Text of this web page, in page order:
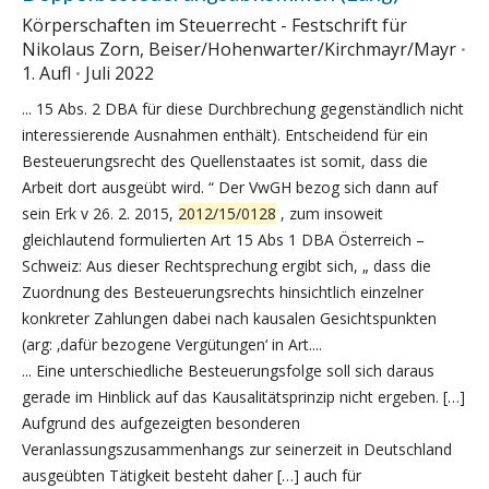
Körperschaften im Steuerrecht - Festschrift für
Nikolaus Zorn, Beiser/Hohenwarter/Kirchmayr/Mayr
1. Aufl
Juli 2022
... 15 Abs. 2 DBA für diese Durchbrechung gegenständlich nicht
interessierende Ausnahmen enthält). Entscheidend für ein
Besteuerungsrecht des Quellenstaates ist somit, dass die
Arbeit dort ausgeübt wird. “ Der VwGH bezog sich dann auf
sein Erk v 26. 2. 2015, 2012/15/0128 , zum insoweit
gleichlautend formulierten Art 15 Abs 1 DBA Österreich –
Schweiz: Aus dieser Rechtsprechung ergibt sich, „ dass die
Zuordnung des Besteuerungsrechts hinsichtlich einzelner
konkreter Zahlungen dabei nach kausalen Gesichtspunkten
(arg: ‚dafür bezogene Vergütungen‘ in Art....
... Eine unterschiedliche Besteuerungsfolge soll sich daraus
gerade im Hinblick auf das Kausalitätsprinzip nicht ergeben. […]
Aufgrund des aufgezeigten besonderen
Veranlassungszusammenhangs zur seinerzeit in Deutschland
ausgeübten Tätigkeit besteht daher […] auch für